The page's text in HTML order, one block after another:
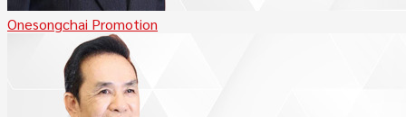
Onesongchai Promotion